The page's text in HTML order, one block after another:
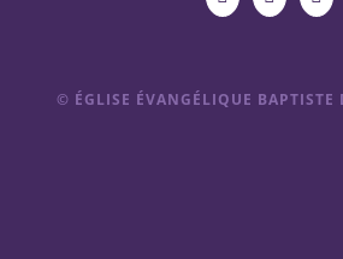
© ÉGLISE ÉVANGÉLIQUE BAPTISTE